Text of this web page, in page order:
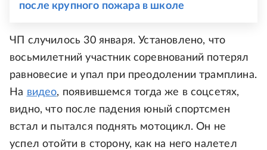
после крупного пожара в школе
ЧП случилось 30 января. Установлено, что
восьмилетний участник соревнований потерял
равновесие и упал при преодолении трамплина.
На видео, появившемся тогда же в соцсетях,
видно, что после падения юный спортсмен
встал и пытался поднять мотоцикл. Он не
успел отойти в сторону, как на него налетел